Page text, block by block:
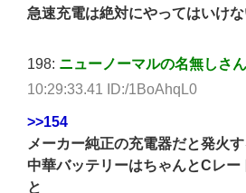
急速充電は絶対にやってはいけ
198: ニューノーマルの名無しさん
10:29:33.41 ID:/1BoAhqL0
>>154
メーカー純正の充電器だと発火
中華バッテリーはちゃんとCレ
と